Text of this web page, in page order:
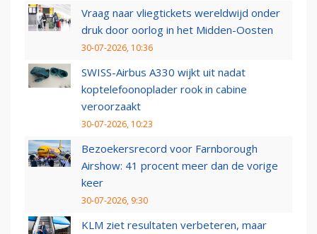
Vraag naar vliegtickets wereldwijd onder
druk door oorlog in het Midden-Oosten
30-07-2026, 10:36
SWISS-Airbus A330 wijkt uit nadat
koptelefoonoplader rook in cabine
veroorzaakt
30-07-2026, 10:23
Bezoekersrecord voor Farnborough
Airshow: 41 procent meer dan de vorige
keer
30-07-2026, 9:30
KLM ziet resultaten verbeteren, maar